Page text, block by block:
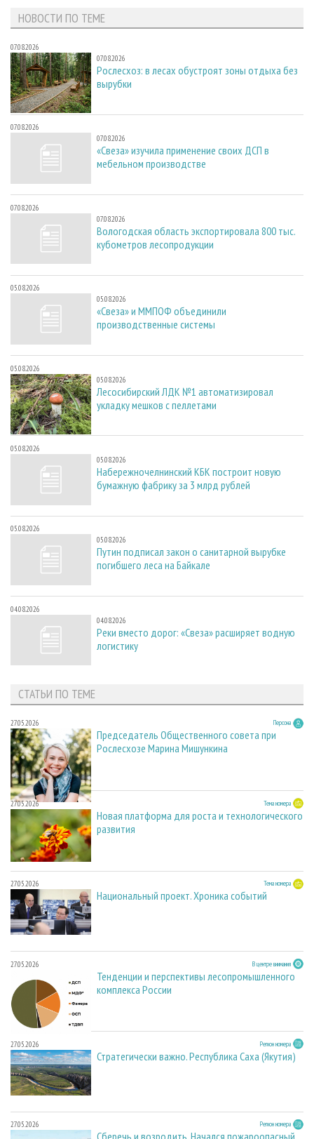
НОВОСТИ ПО ТЕМЕ
07.08.2026
07.08.2026
Рослесхоз: в лесах обустроят зоны отдыха без
вырубки
07.08.2026
07.08.2026
«Свеза» изучила применение своих ДСП в
мебельном производстве
07.08.2026
07.08.2026
Вологодская область экспортировала 800 тыс.
кубометров лесопродукции
05.08.2026
05.08.2026
«Свеза» и ММПОФ объединили
производственные системы
05.08.2026
05.08.2026
Лесосибирский ЛДК №1 автоматизировал
укладку мешков с пеллетами
05.08.2026
05.08.2026
Набережночелнинский КБК построит новую
бумажную фабрику за 3 млрд рублей
05.08.2026
05.08.2026
Путин подписал закон о санитарной вырубке
погибшего леса на Байкале
04.08.2026
04.08.2026
Реки вместо дорог: «Свеза» расширяет водную
логистику
СТАТЬИ ПО ТЕМЕ
27.05.2026 Персона
Председатель Общественного совета при
Рослесхозе Марина Мишункина
27.05.2026 Тема номера
Новая платформа для роста и технологического
развития
27.05.2026 Тема номера
Национальный проект. Хроника событий
27.05.2026 В центре внимания
Тенденции и перспективы лесопромышленного
комплекса России
27.05.2026 Регион номера
Стратегически важно. Республика Саха (Якутия)
27.05.2026 Регион номера